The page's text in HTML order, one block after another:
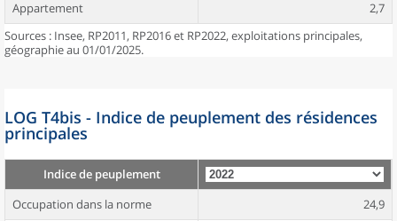
Appartement
2,7
Sources : Insee, RP2011, RP2016 et RP2022, exploitations principales,
géographie au 01/01/2025.
LOG T4bis - Indice de peuplement des résidences
principales
Indice de peuplement
Occupation dans la norme
24,9